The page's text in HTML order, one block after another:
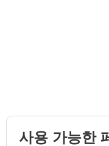
사용 가능한